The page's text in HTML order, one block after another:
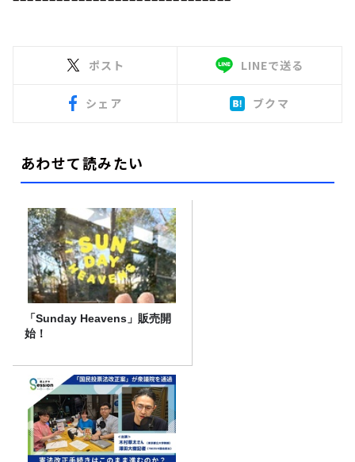
ポスト LINEで送る
シェア ブクマ
あわせて読みたい
「Sunday Heavens」販売開
始！